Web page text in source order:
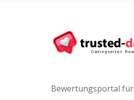
Bewertungsportal für